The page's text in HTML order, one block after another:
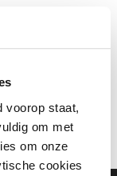
voorop staat,
om met
om onze
cookies